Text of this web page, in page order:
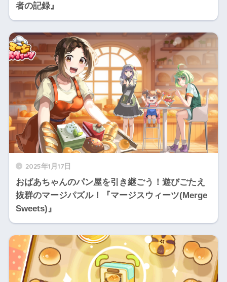
者の記録』
2025年1月17日
おばあちゃんのパン屋を引き継ごう！遊びごたえ
抜群のマージパズル！『マージスウィーツ(Merge
Sweets)』